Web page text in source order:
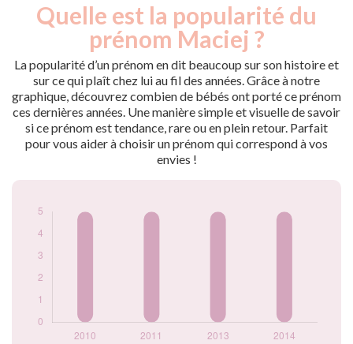
Quelle est la popularité du
prénom Maciej ?
La popularité d’un prénom en dit beaucoup sur son histoire et
sur ce qui plaît chez lui au fil des années. Grâce à notre
graphique, découvrez combien de bébés ont porté ce prénom
ces dernières années. Une manière simple et visuelle de savoir
si ce prénom est tendance, rare ou en plein retour. Parfait
pour vous aider à choisir un prénom qui correspond à vos
envies !
Popularité du
prénom Maciej par
année
Année
Nouveaux-
nés
2011
5
2013
5
2014
5